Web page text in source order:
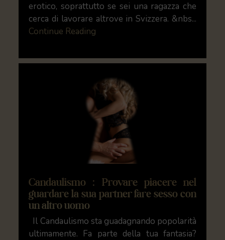
erotico, soprattutto se sei una ragazza che
cerca di lavorare altrove in Svizzera. &nbs...
Continue Reading
Candaulismo : Provare piacere nel
guardare la sua partner fare sesso con
un altro uomo
Il Candaulismo sta guadagnando popolarità
ultimamente. Fa parte della tua fantasia?